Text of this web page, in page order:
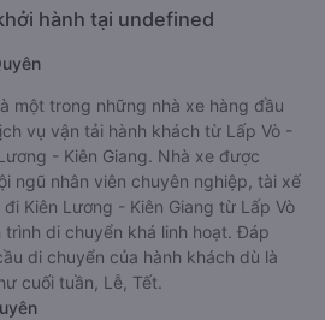
hành tại undefined
một trong những nhà xe hàng đầu
vụ vận tải hành khách từ Lấp Vò -
- Kiên Giang. Nhà xe được
ngũ nhân viên chuyên nghiệp, tài xế
Kiên Lương - Kiên Giang từ Lấp Vò
di chuyển khá linh hoạt. Đáp
di chuyển của hành khách dù là
cuối tuần, Lễ, Tết.